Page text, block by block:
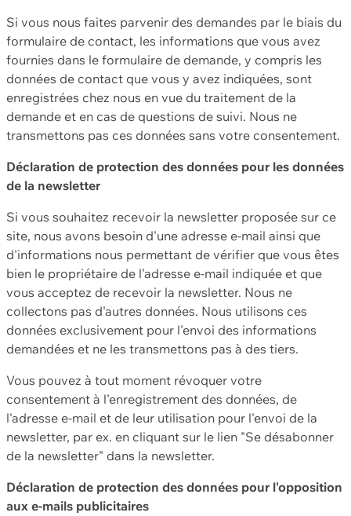
Si vous nous faites parvenir des demandes par le biais du
formulaire de contact, les informations que vous avez
fournies dans le formulaire de demande, y compris les
données de contact que vous y avez indiquées, sont
enregistrées chez nous en vue du traitement de la
demande et en cas de questions de suivi. Nous ne
transmettons pas ces données sans votre consentement.
Déclaration de protection des données pour les données
de la newsletter
Si vous souhaitez recevoir la newsletter proposée sur ce
site, nous avons besoin d'une adresse e-mail ainsi que
d'informations nous permettant de vérifier que vous êtes
bien le propriétaire de l'adresse e-mail indiquée et que
vous acceptez de recevoir la newsletter. Nous ne
collectons pas d'autres données. Nous utilisons ces
données exclusivement pour l'envoi des informations
demandées et ne les transmettons pas à des tiers.
Vous pouvez à tout moment révoquer votre
consentement à l'enregistrement des données, de
l'adresse e-mail et de leur utilisation pour l'envoi de la
newsletter, par ex. en cliquant sur le lien "Se désabonner
de la newsletter" dans la newsletter.
Déclaration de protection des données pour l'opposition
aux e-mails publicitaires